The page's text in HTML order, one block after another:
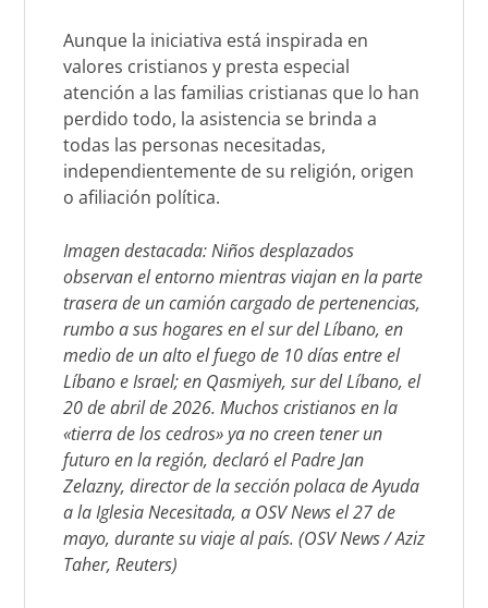
Aunque la iniciativa está inspirada en
valores cristianos y presta especial
atención a las familias cristianas que lo han
perdido todo, la asistencia se brinda a
todas las personas necesitadas,
independientemente de su religión, origen
o afiliación política.
Imagen destacada: Niños desplazados
observan el entorno mientras viajan en la parte
trasera de un camión cargado de pertenencias,
rumbo a sus hogares en el sur del Líbano, en
medio de un alto el fuego de 10 días entre el
Líbano e Israel; en Qasmiyeh, sur del Líbano, el
20 de abril de 2026. Muchos cristianos en la
«tierra de los cedros» ya no creen tener un
futuro en la región, declaró el Padre Jan
Zelazny, director de la sección polaca de Ayuda
a la Iglesia Necesitada, a OSV News el 27 de
mayo, durante su viaje al país. (OSV News / Aziz
Taher, Reuters)